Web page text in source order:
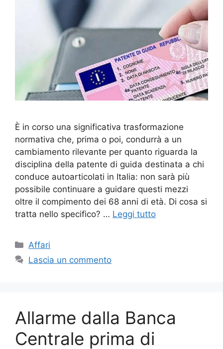
È in corso una significativa trasformazione
normativa che, prima o poi, condurrà a un
cambiamento rilevante per quanto riguarda la
disciplina della patente di guida destinata a chi
conduce autoarticolati in Italia: non sarà più
possibile continuare a guidare questi mezzi
oltre il compimento dei 68 anni di età. Di cosa si
tratta nello specifico? … Leggi tutto
Categorie
Affari
Lascia un commento
Allarme dalla Banca
Centrale prima di